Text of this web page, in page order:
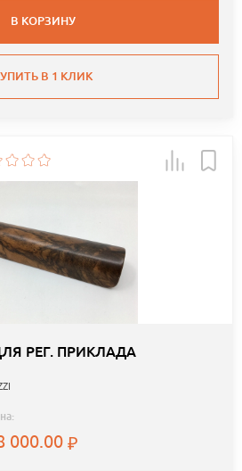
В КОРЗИНУ
В 1 КЛИК
РЕГ. ПРИКЛАДА
000.00